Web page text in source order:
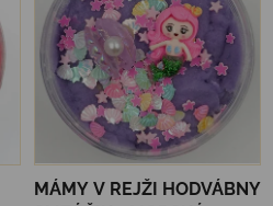
MÁMY V REJŽI HODVÁBNY